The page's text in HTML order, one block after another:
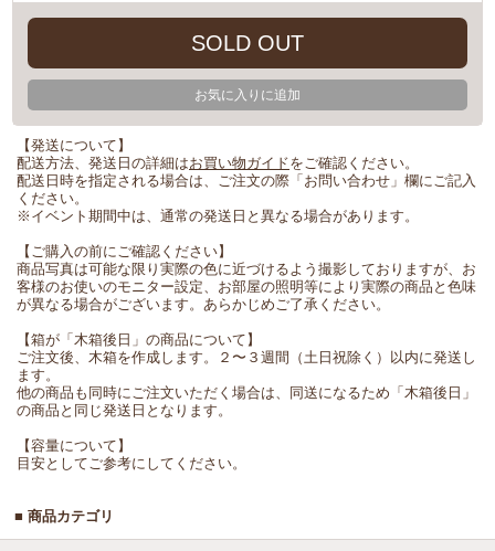
SOLD OUT
お気に入りに追加
【発送について】
配送方法、発送日の詳細はお買い物ガイドをご確認ください。
配送日時を指定される場合は、ご注文の際「お問い合わせ」欄にご記入
ください。
※イベント期間中は、通常の発送日と異なる場合があります。
【ご購入の前にご確認ください】
商品写真は可能な限り実際の色に近づけるよう撮影しておりますが、お
客様のお使いのモニター設定、お部屋の照明等により実際の商品と色味
が異なる場合がございます。あらかじめご了承ください。
【箱が「木箱後日」の商品について】
ご注文後、木箱を作成します。２〜３週間（土日祝除く）以内に発送し
ます。
他の商品も同時にご注文いただく場合は、同送になるため「木箱後日」
の商品と同じ発送日となります。
【容量について】
目安としてご参考にしてください。
■ 商品カテゴリ